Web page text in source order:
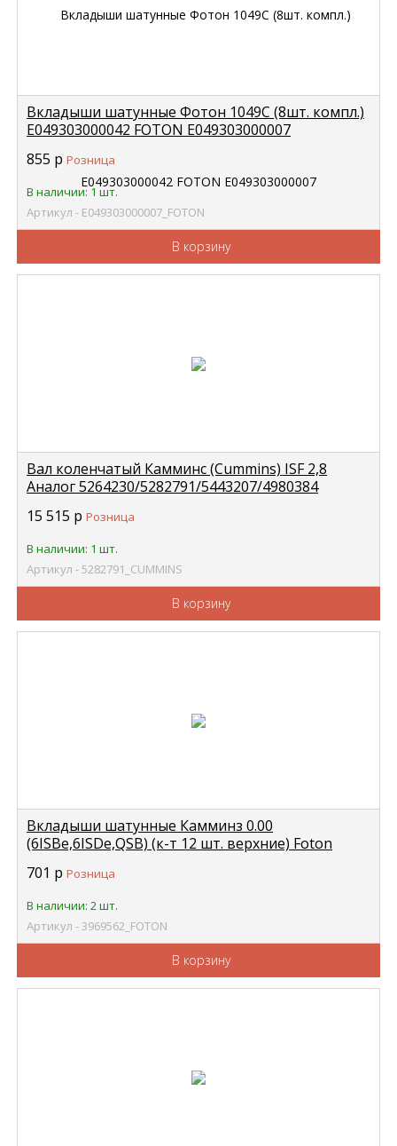
Вкладыши шатунные Фотон 1049С (8шт. компл.)
E049303000042 FOTON E049303000007
855 р Розница
В наличии: 1 шт.
Артикул - E049303000007_FOTON
В корзину
Вал коленчатый Камминс (Cummins) ISF 2,8
Аналог 5264230/5282791/5443207/4980384
15 515 р Розница
В наличии: 1 шт.
Артикул - 5282791_CUMMINS
В корзину
Вкладыши шатунные Камминз 0.00
(6ISBe,6ISDe,QSB) (к-т 12 шт. верхние) Foton
701 р Розница
В наличии: 2 шт.
Артикул - 3969562_FOTON
В корзину